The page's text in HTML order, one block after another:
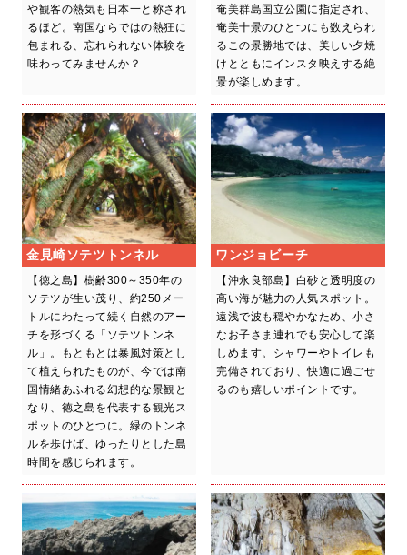
や観客の熱気も日本一と称され
るほど。南国ならではの熱狂に
包まれる、忘れられない体験を
味わってみませんか？
奄美群島国立公園に指定され、
奄美十景のひとつにも数えられ
るこの景勝地では、美しい夕焼
けとともにインスタ映えする絶
景が楽しめます。
金見崎ソテツトンネル
【徳之島】樹齢300～350年の
ソテツが生い茂り、約250メー
トルにわたって続く自然のアー
チを形づくる「ソテツトンネ
ル」。もともとは暴風対策とし
て植えられたものが、今では南
国情緒あふれる幻想的な景観と
なり、徳之島を代表する観光ス
ポットのひとつに。緑のトンネ
ルを歩けば、ゆったりとした島
時間を感じられます。
ワンジョビーチ
【沖永良部島】白砂と透明度の
高い海が魅力の人気スポット。
遠浅で波も穏やかなため、小さ
なお子さま連れでも安心して楽
しめます。シャワーやトイレも
完備されており、快適に過ごせ
るのも嬉しいポイントです。